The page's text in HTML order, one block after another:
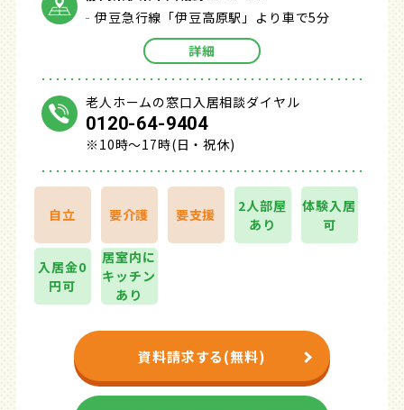
伊豆急行線「伊豆高原駅」より車で5分
詳細
老人ホームの窓口入居相談ダイヤル
0120-64-9404
※10時～17時(日・祝休)
自立 要介護 要支援
2人部屋
あり
体験入居
可
入居金0
円可
居室内に
キッチン
あり
資料請求する(無料)